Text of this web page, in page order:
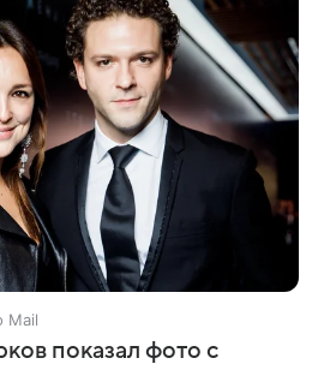
Mail
показал фото с